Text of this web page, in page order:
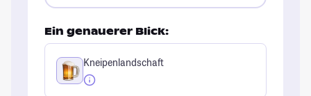
Ein genauerer Blick:
Kneipenlandschaft